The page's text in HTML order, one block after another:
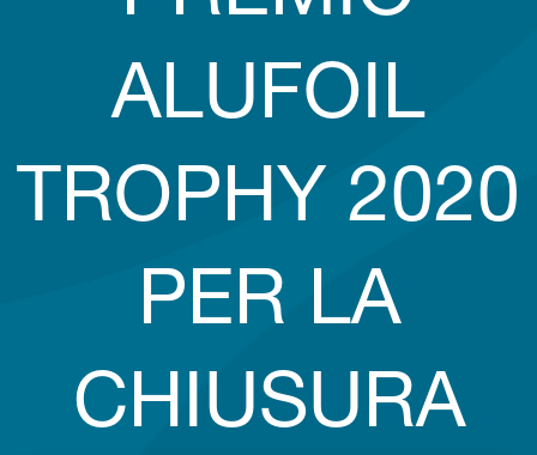
ALUFOIL
TROPHY 2020
PER LA
CHIUSURA